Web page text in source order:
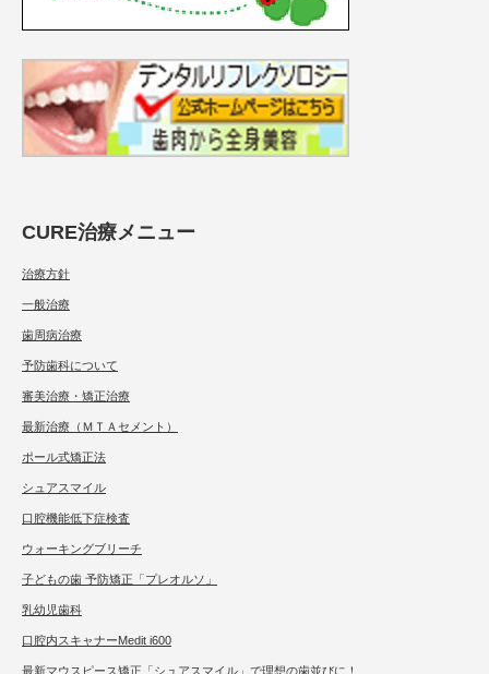
CURE治療メニュー
治療方針
一般治療
歯周病治療
予防歯科について
審美治療・矯正治療
最新治療（ＭＴＡセメント）
ポール式矯正法
シュアスマイル
口腔機能低下症検査
ウォーキングブリーチ
子どもの歯 予防矯正「プレオルソ」
乳幼児歯科
口腔内スキャナーMedit i600
最新マウスピース矯正「シュアスマイル」で理想の歯並びに！